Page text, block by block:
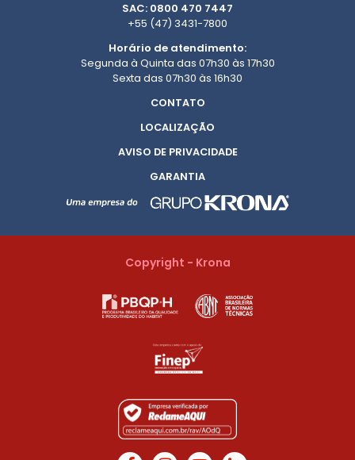
SAC: 0800 470 7447
+55 (47) 3431-7800
Horário de atendimento:
Segunda à Quinta das 07h30 às 17h30
Sexta das 07h30 às 16h30
CONTATO
LOCALIZAÇÃO
AVISO DE PRIVACIDADE
GARANTIA
Copyright - Krona